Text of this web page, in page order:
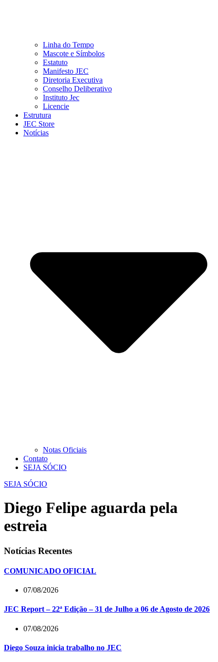
Linha do Tempo
Mascote e Símbolos
Estatuto
Manifesto JEC
Diretoria Executiva
Conselho Deliberativo
Instituto Jec
Licencie
Estrutura
JEC Store
Notícias
Notas Oficiais
Contato
SEJA SÓCIO
SEJA SÓCIO
Diego Felipe aguarda pela
estreia
Notícias Recentes
COMUNICADO OFICIAL
07/08/2026
JEC Report – 22ª Edição – 31 de Julho a 06 de Agosto de 2026
07/08/2026
Diego Souza inicia trabalho no JEC